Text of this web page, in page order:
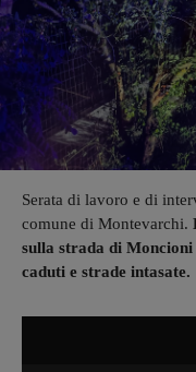
Serata di lavoro e di
comune di Montevarchi.
sulla strada di
caduti e strade intasate.